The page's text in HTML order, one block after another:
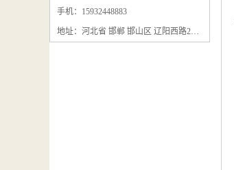
石墨粉回收
石墨换热器回收
手机：15932448883
地址：河北省 邯郸 邯山区 辽阳西路295号